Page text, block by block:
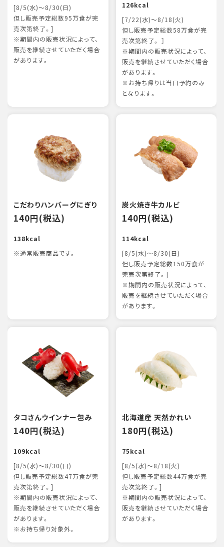
[8/5(水)～8/30(日)
但し販売予定総数95万食が完
売次第終了。]
※期間内の販売状況によって、
販売を継続させていただく場合
があります。
126kcal
[7/22(水)～8/18(火)
但し販売予定総数58万食が完
売次第終了。 ］
※期間内の販売状況によって、
販売を継続させていただく場合
があります。
※お持ち帰りは当日予約のみ
となります。
こだわりハンバーグにぎり
140円(税込)
138kcal
※通常販売商品です。
炭火焼き牛カルビ
140円(税込)
114kcal
[8/5(水)～8/30(日)
但し販売予定総数150万食が
完売次第終了。]
※期間内の販売状況によって、
販売を継続させていただく場合
があります。
タコさんウインナー包み
140円(税込)
109kcal
[8/5(水)～8/30(日)
但し販売予定総数47万食が完
売次第終了。]
※期間内の販売状況によって、
販売を継続させていただく場合
があります。
※お持ち帰り対象外。
北海道産 天然かれい
180円(税込)
75kcal
[8/5(水)～8/18(火)
但し販売予定総数44万食が完
売次第終了。]
※期間内の販売状況によって、
販売を継続させていただく場合
があります。